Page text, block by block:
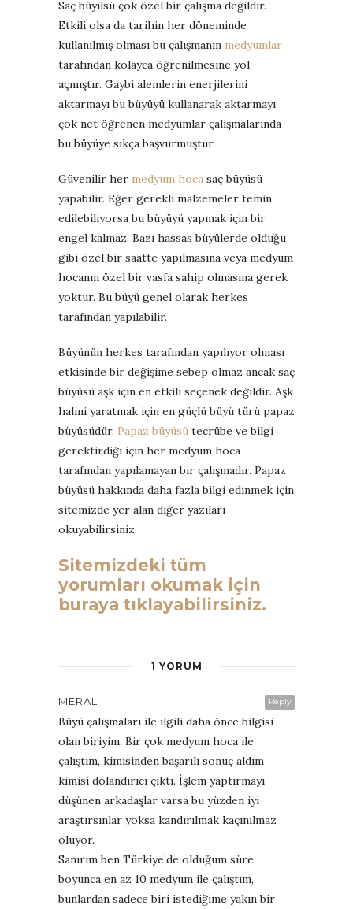
Saç büyüsü çok özel bir çalışma değildir.
Etkili olsa da tarihin her döneminde
kullanılmış olması bu çalışmanın medyumlar
tarafından kolayca öğrenilmesine yol
açmıştır. Gaybi alemlerin enerjilerini
aktarmayı bu büyüyü kullanarak aktarmayı
çok net öğrenen medyumlar çalışmalarında
bu büyüye sıkça başvurmuştur.
Güvenilir her medyum hoca saç büyüsü
yapabilir. Eğer gerekli malzemeler temin
edilebiliyorsa bu büyüyü yapmak için bir
engel kalmaz. Bazı hassas büyülerde olduğu
gibi özel bir saatte yapılmasına veya medyum
hocanın özel bir vasfa sahip olmasına gerek
yoktur. Bu büyü genel olarak herkes
tarafından yapılabilir.
Büyünün herkes tarafından yapılıyor olması
etkisinde bir değişime sebep olmaz ancak saç
büyüsü aşk için en etkili seçenek değildir. Aşk
halini yaratmak için en güçlü büyü türü papaz
büyüsüdür. Papaz büyüsü tecrübe ve bilgi
gerektirdiği için her medyum hoca
tarafından yapılamayan bir çalışmadır. Papaz
büyüsü hakkında daha fazla bilgi edinmek için
sitemizde yer alan diğer yazıları
okuyabilirsiniz.
Sitemizdeki tüm
yorumları okumak için
buraya tıklayabilirsiniz.
1 YORUM
Reply
MERAL
Büyü çalışmaları ile ilgili daha önce bilgisi
olan biriyim. Bir çok medyum hoca ile
çalıştım, kimisinden başarılı sonuç aldım
kimisi dolandırıcı çıktı. İşlem yaptırmayı
düşünen arkadaşlar varsa bu yüzden iyi
araştırsınlar yoksa kandırılmak kaçınılmaz
oluyor.
Sanırım ben Türkiye’de olduğum süre
boyunca en az 10 medyum ile çalıştım,
bunlardan sadece biri istediğime yakın bir